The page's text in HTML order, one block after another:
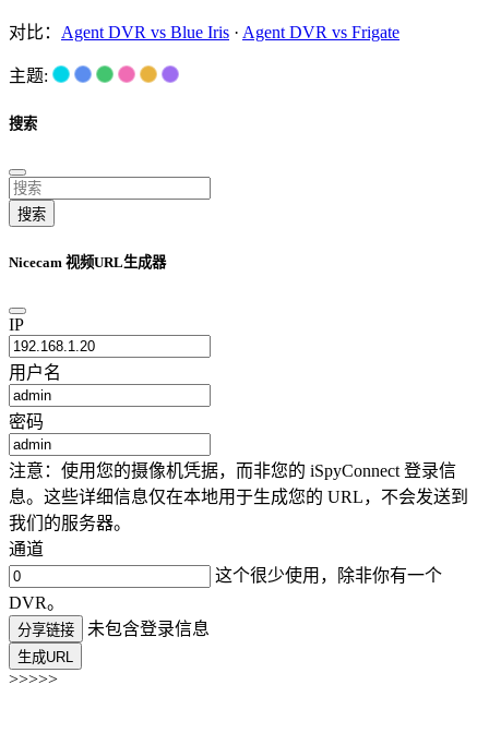
对比： Agent DVR vs Blue Iris · Agent DVR vs Frigate
主题:
搜索
搜索
Nicecam 视频URL生成器
IP
用户名
密码
注意：使用您的摄像机凭据，而非您的 iSpyConnect 登录信
息。这些详细信息仅在本地用于生成您的 URL，不会发送到
我们的服务器。
通道
这个很少使用，除非你有一个
DVR。
分享链接 未包含登录信息
生成URL
>>>>>